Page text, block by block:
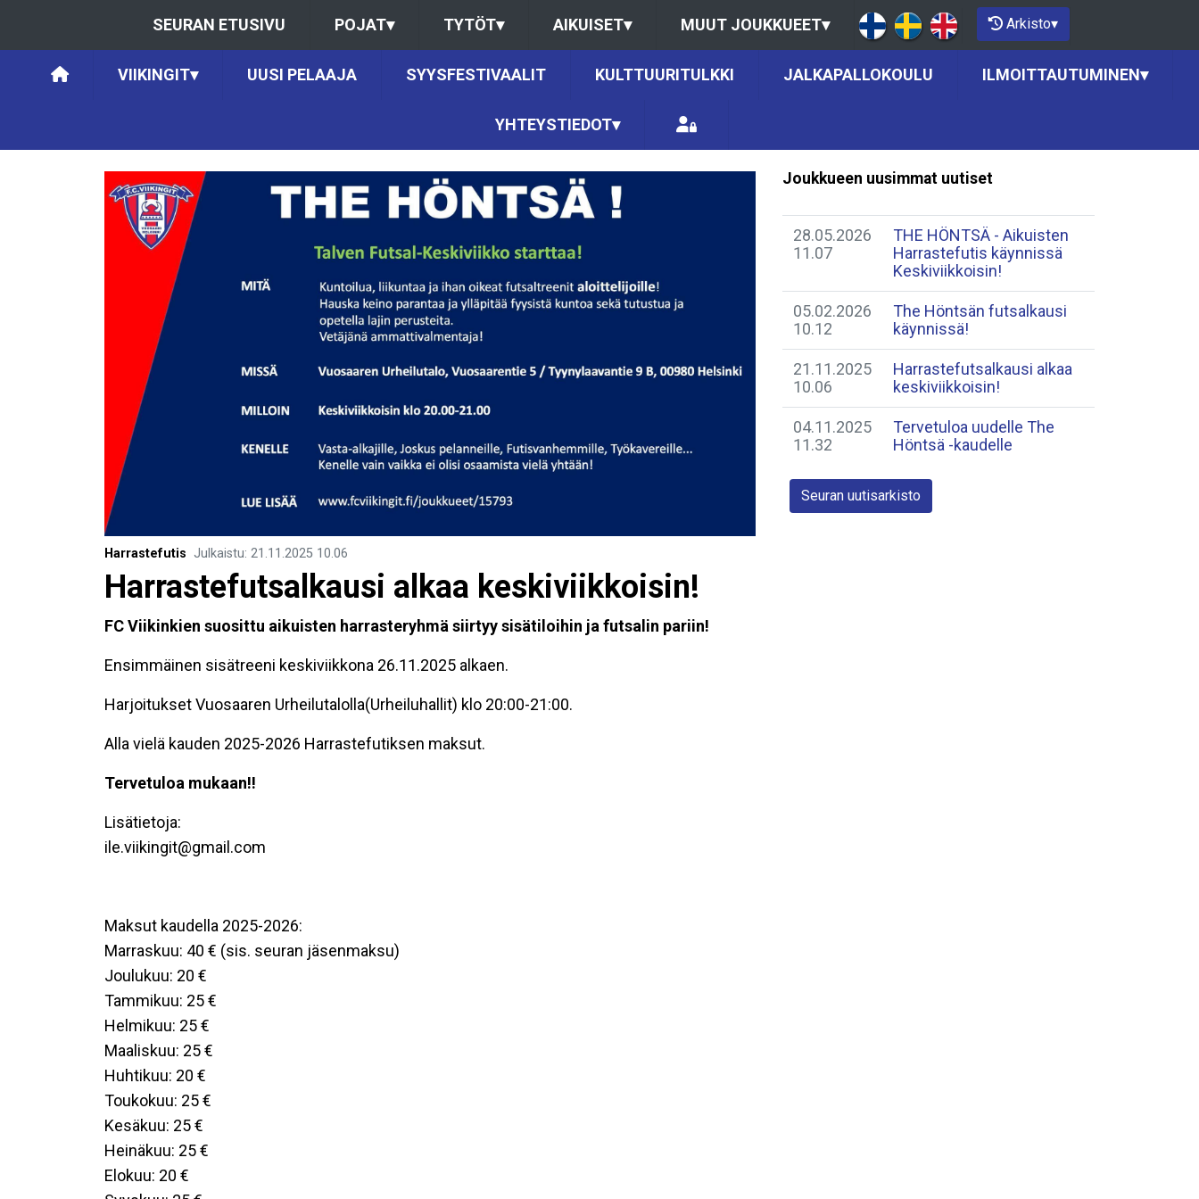
SEURAN ETUSIVU POJAT▾ TYTÖT▾ AIKUISET▾ MUUT JOUKKUEET▾ Arkisto▾
VIIKINGIT▾ UUSI PELAAJA SYYSFESTIVAALIT KULTTUURITULKKI JALKAPALLOKOULU ILMOITTAUTUMINEN▾
YHTEYSTIEDOT▾
Harrastefutis Julkaistu: 21.11.2025 10.06
Harrastefutsalkausi alkaa keskiviikkoisin!
FC Viikinkien suosittu aikuisten harrasteryhmä siirtyy sisätiloihin ja futsalin pariin!
Ensimmäinen sisätreeni keskiviikkona 26.11.2025 alkaen.
Harjoitukset Vuosaaren Urheilutalolla(Urheiluhallit) klo 20:00-21:00.
Alla vielä kauden 2025-2026 Harrastefutiksen maksut.
Tervetuloa mukaan!!
Lisätietoja:
ile.viikingit@gmail.com
Maksut kaudella 2025-2026:
Marraskuu: 40 € (sis. seuran jäsenmaksu)
Joulukuu: 20 €
Tammikuu: 25 €
Helmikuu: 25 €
Maaliskuu: 25 €
Huhtikuu: 20 €
Toukokuu: 25 €
Kesäkuu: 25 €
Heinäkuu: 25 €
Elokuu: 20 €
Joukkueen uusimmat uutiset
28.05.2026
11.07
THE HÖNTSÄ - Aikuisten
Harrastefutis käynnissä
Keskiviikkoisin!
05.02.2026
10.12
​The Höntsän futsalkausi
käynnissä!
21.11.2025
10.06
Harrastefutsalkausi alkaa
keskiviikkoisin!
04.11.2025
11.32
Tervetuloa uudelle The
Höntsä -kaudelle
Seuran uutisarkisto